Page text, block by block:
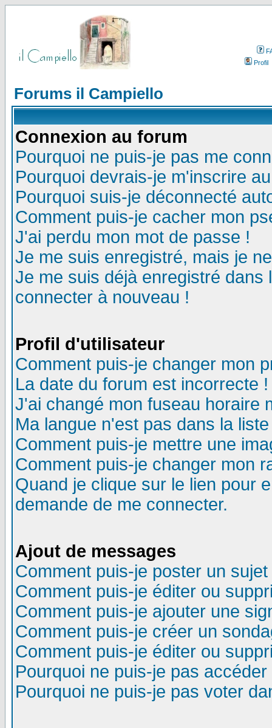
Profil
Forums il Campiello
Connexion au forum
Pourquoi ne puis-je pas me
Pourquoi devrais-je m'inscrire
Pourquoi suis-je déconnecté
Comment puis-je cacher mon
J'ai perdu mon mot de passe !
Je me suis enregistré, mais je
Je me suis déjà enregistré
connecter à nouveau !
Profil d'utilisateur
Comment puis-je changer mon
La date du forum est incorrecte !
J'ai changé mon fuseau horaire
Ma langue n'est pas dans la
Comment puis-je mettre une
Comment puis-je changer mon
Quand je clique sur le lien pour
demande de me connecter.
Ajout de messages
Comment puis-je poster un
Comment puis-je éditer ou
Comment puis-je ajouter une
Comment puis-je créer un
Comment puis-je éditer ou
Pourquoi ne puis-je pas
Pourquoi ne puis-je pas voter